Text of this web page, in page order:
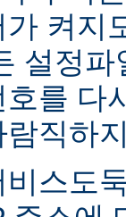
켜지
설정
를 다
직하
스도